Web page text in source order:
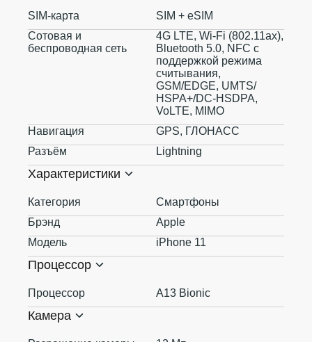
SIM-карта
SIM + eSIM
Сотовая и
беспроводная сеть
4G LTE, Wi-Fi (802.11​ax),
Bluetooth 5.0, NFC с
поддержкой режима
считывания,
GSM/EDGE, UMTS/​
HSPA+/​DC-HSDPA,
VoLTE, MIMO
Навигация
GPS, ГЛОНАСС
Разъём
Lightning
Характеристики
Категория
Смартфоны
Брэнд
Apple
Модель
iPhone 11
Процессор
Процессор A13 Bionic
Камера